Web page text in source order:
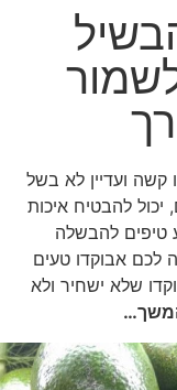
ועדיין לא בשל
להבטיח איכות
להבשלה
אבוקדו טעים
שלא ישחיר ולא